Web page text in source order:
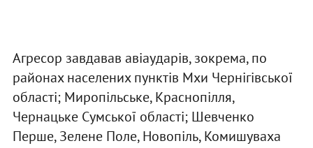
Агресор завдавав авіаударів, зокрема, по
районах населених пунктів Мхи Чернігівської
області; Миропільське, Краснопілля,
Чернацьке Сумської області; Шевченко
Перше, Зелене Поле, Новопіль, Комишуваха